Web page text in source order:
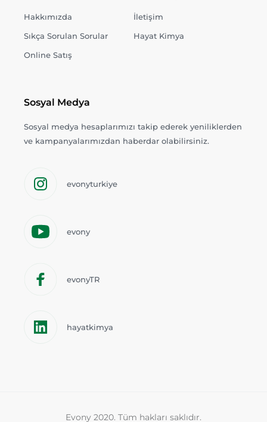
Hakkımızda
Sıkça Sorulan Sorular
Online Satış
İletişim
Hayat Kimya
Sosyal Medya
Sosyal medya hesaplarımızı takip ederek yeniliklerden
ve kampanyalarımızdan haberdar olabilirsiniz.
evonyturkiye
evony
evonyTR
hayatkimya
Evony 2020. Tüm hakları saklıdır.